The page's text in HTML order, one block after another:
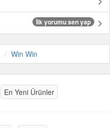
İlk yorumu sen yap
Win Win
En Yeni Ürünler